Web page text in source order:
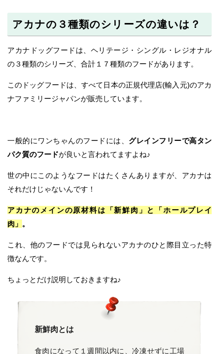
アカナの３種類のシリーズの違いは？
アカナドッグフードは、ヘリテージ・シングル・レジオナル
の３種類のシリーズ、合計１７種類のフードがあります。
このドッグフードは、すべて日本の正規代理店(輸入元)のアカ
ナファミリージャパンが販売しています。
一般的にワンちゃんのフードには、 グレインフリーで高タン
パク質のフードが良いと言われてますよね♪
世の中にこのようなフードはたくさんありますが、アカナは
それだけじゃないんです！
アカナのメインの原材料は「新鮮肉」と「ホールプレイ
肉」 。
これ、他のフードでは見られないアカナのひと際目立った特
徴なんです。
ちょっとだけ説明しておきますね♪
新鮮肉とは
食肉になって１週間以内に、冷凍せずに工場